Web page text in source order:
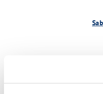
Descubre